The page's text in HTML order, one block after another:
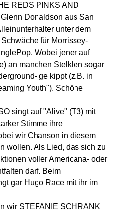
REDS PINKS AND
Donaldson aus San
unter dem
für Morrissey-
Wobei jener auf
an manchen Stelklen sogar
ige kippt (z.B. in
Youth"). Schöne
singt auf "Alive" (T3) mit
Stimme ihre
wir Chanson in diesem
wollen. Als Lied, das sich zu
voller Americana- oder
darf. Beim
gar Hugo Race mit ihr im
wir STEFANIE SCHRANK